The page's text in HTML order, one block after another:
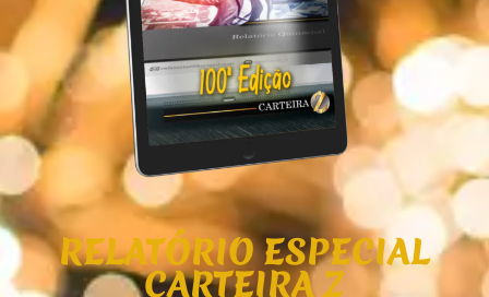
RELATÓRIO ESPECIAL
CARTEIRA Z